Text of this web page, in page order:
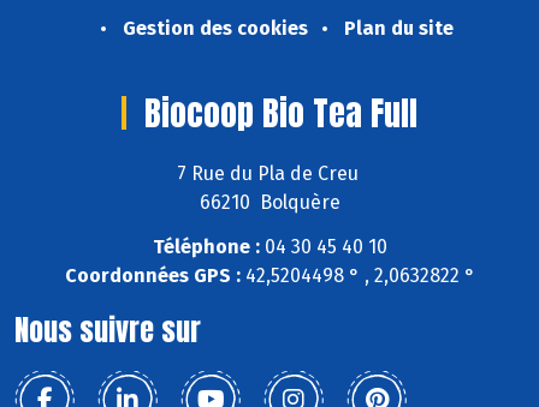
Gestion des cookies
Plan du site
Biocoop Bio Tea Full
7 Rue du Pla de Creu
66210 Bolquère
Téléphone :04 30 45 40 10
Coordonnées GPS :42,5204498 ° , 2,0632822 °
Nous suivre sur